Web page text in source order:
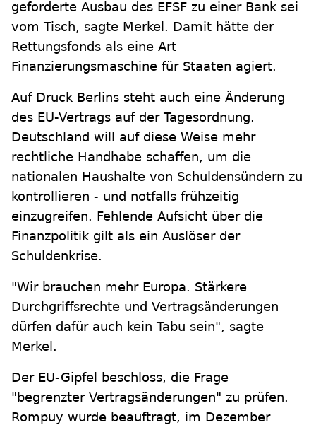
geforderte Ausbau des EFSF zu einer Bank sei
vom Tisch, sagte Merkel. Damit hätte der
Rettungsfonds als eine Art
Finanzierungsmaschine für Staaten agiert.
Auf Druck Berlins steht auch eine Änderung
des EU-Vertrags auf der Tagesordnung.
Deutschland will auf diese Weise mehr
rechtliche Handhabe schaffen, um die
nationalen Haushalte von Schuldensündern zu
kontrollieren - und notfalls frühzeitig
einzugreifen. Fehlende Aufsicht über die
Finanzpolitik gilt als ein Auslöser der
Schuldenkrise.
"Wir brauchen mehr Europa. Stärkere
Durchgriffsrechte und Vertragsänderungen
dürfen dafür auch kein Tabu sein", sagte
Merkel.
Der EU-Gipfel beschloss, die Frage
"begrenzter Vertragsänderungen" zu prüfen.
Rompuy wurde beauftragt, im Dezember